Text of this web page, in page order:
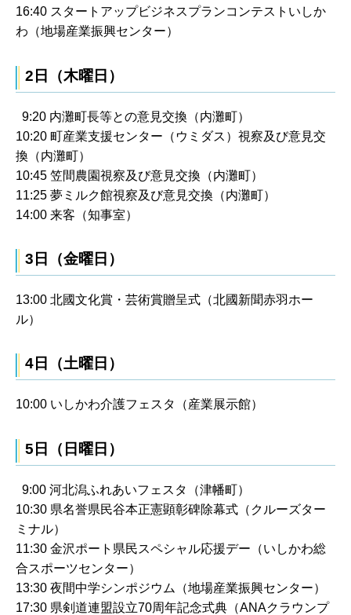
16:40 スタートアップビジネスプランコンテストいしか
わ（地場産業振興センター）
2日（木曜日）
9:20 内灘町長等との意見交換（内灘町）
10:20 町産業支援センター（ウミダス）視察及び意見交
換（内灘町）
10:45 笠間農園視察及び意見交換（内灘町）
11:25 夢ミルク館視察及び意見交換（内灘町）
14:00 来客（知事室）
3日（金曜日）
13:00 北國文化賞・芸術賞贈呈式（北國新聞赤羽ホー
ル）
4日（土曜日）
10:00 いしかわ介護フェスタ（産業展示館）
5日（日曜日）
9:00 河北潟ふれあいフェスタ（津幡町）
10:30 県名誉県民谷本正憲顕彰碑除幕式（クルーズター
ミナル）
11:30 金沢ポート県民スペシャル応援デー（いしかわ総
合スポーツセンター）
13:30 夜間中学シンポジウム（地場産業振興センター）
17:30 県剣道連盟設立70周年記念式典（ANAクラウンプ